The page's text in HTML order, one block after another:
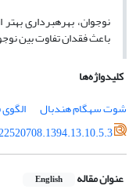
نوجوان، بهرهبرداری
باعث فقدان تفاوت بین
کلیدواژه‌ها
شوت سهگام هندبال
عنوان مقاله English